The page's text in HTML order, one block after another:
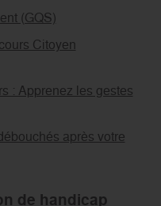
(GQS)
Citoyen
: Apprenez les gestes
après votre
de handicap